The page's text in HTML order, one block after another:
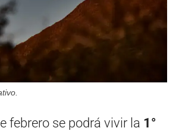
febrero se podrá vivir la 1°